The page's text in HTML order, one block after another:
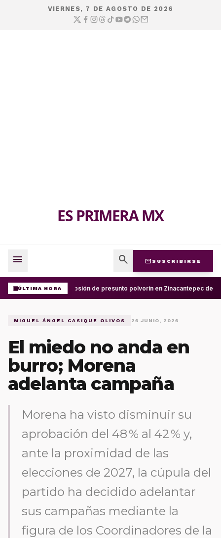
VIERNES, 7 DE AGOSTO DE 2026
ES PRIMERA MX
menu search mail SUSCRIBIRSE
ÚLTIMA HORAExplosión de presunto polvorín en Zinacantepec deja
MIGUEL ÁNGEL CASIQUE OLIVOS 26 JUNIO, 2026
El miedo no anda en
burro; Morena
adelanta campaña
Morena ha visto disminuir su
aprobación del 48 % al 42 % y,
ante la proximidad de las
elecciones de 2027, la cúpula del
partido ha decidido adelantar
sus campañas mediante la
figura de los Coordinadores de la